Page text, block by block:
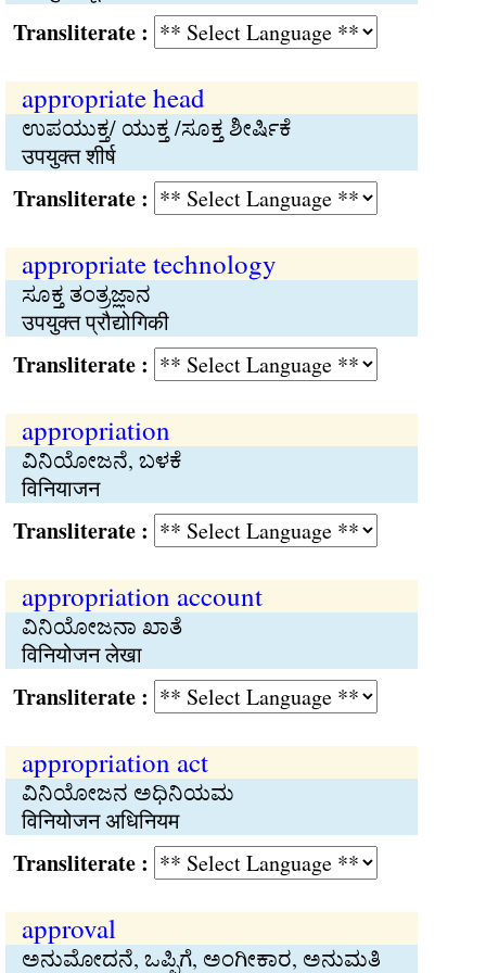
:
appropriate head
ಉಪಯುಕ್ತ/ ಯುಕ್ತ /ಸೂಕ್ತ ಶೀರ್ಷಿಕೆ
उपयुक्त शीर्ष
:
appropriate technology
ಸೂಕ್ತ ತಂತ್ರಜ್ಞಾನ
उपयुक्त प्रौद्योगिकी
:
appropriation
ವಿನಿಯೋಜನೆ, ಬಳಕೆ
विनियाजन
:
appropriation account
ವಿನಿಯೋಜನಾ ಖಾತೆ
विनियोजन लेखा
:
appropriation act
ವಿನಿಯೋಜನ ಅಧಿನಿಯಮ
विनियोजन अधिनियम
:
approval
ಅನುಮೋದನೆ, ಒಪ್ಪಿಗೆ, ಅಂಗೀಕಾರ, ಅನುಮತಿ